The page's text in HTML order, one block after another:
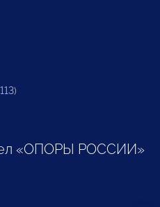
«ОПОРЫ РОССИИ»